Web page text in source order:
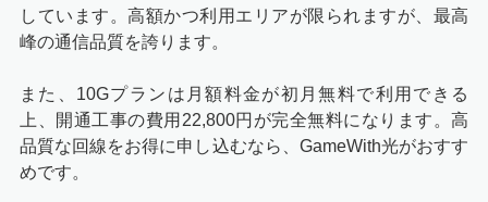
しています。高額かつ利用エリアが限られますが、最高
峰の通信品質を誇ります。
また、10Gプランは月額料金が初月無料で利用できる
上、開通工事の費用22,800円が完全無料になります。高
品質な回線をお得に申し込むなら、GameWith光がおすす
めです。